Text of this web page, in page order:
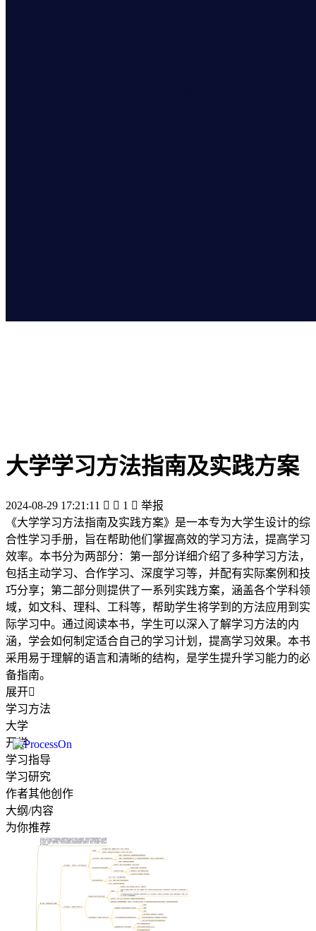
大学学习方法指南及实践方案
2024-08-29 17:21:11   1  举报
《大学学习方法指南及实践方案》是一本专为大学生设计的综
合性学习手册，旨在帮助他们掌握高效的学习方法，提高学习
效率。本书分为两部分：第一部分详细介绍了多种学习方法，
包括主动学习、合作学习、深度学习等，并配有实际案例和技
巧分享；第二部分则提供了一系列实践方案，涵盖各个学科领
域，如文科、理科、工科等，帮助学生将学到的方法应用到实
际学习中。通过阅读本书，学生可以深入了解学习方法的内
涵，学会如何制定适合自己的学习计划，提高学习效果。本书
采用易于理解的语言和清晰的结构，是学生提升学习能力的必
备指南。
展开
学习方法
大学
开学
学习指导
学习研究
作者其他创作
大纲/内容
为你推荐